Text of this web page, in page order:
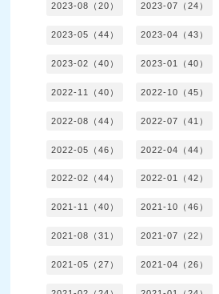
2023-08（20） 2023-07（24）
2023-05（44） 2023-04（43）
2023-02（40） 2023-01（40）
2022-11（40） 2022-10（45）
2022-08（44） 2022-07（41）
2022-05（46） 2022-04（44）
2022-02（44） 2022-01（42）
2021-11（40） 2021-10（46）
2021-08（31） 2021-07（22）
2021-05（27） 2021-04（26）